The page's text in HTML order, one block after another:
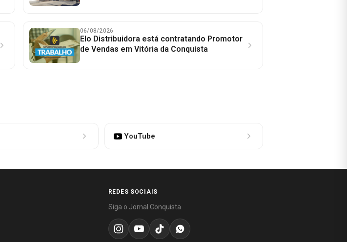
06/08/2026
Elo Distribuidora está contratando Promotor
de Vendas em Vitória da Conquista
YouTube
REDES SOCIAIS
Siga o Jornal Conquista